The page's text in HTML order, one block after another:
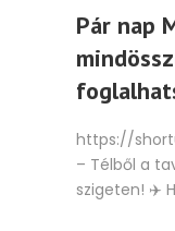
Pár nap
https://
– Télből a
szigeten! ✈️